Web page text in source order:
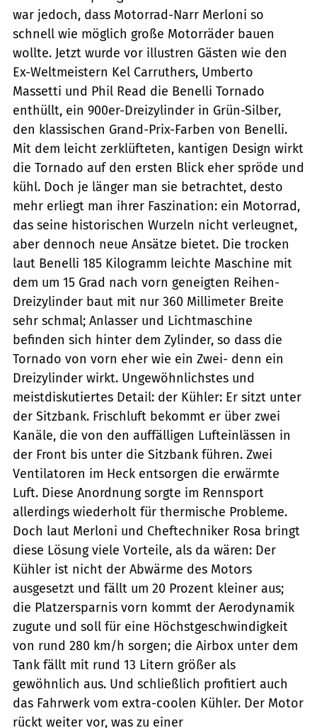
war jedoch, dass Motorrad-Narr Merloni so
schnell wie möglich große Motorräder bauen
wollte. Jetzt wurde vor illustren Gästen wie den
Ex-Weltmeistern Kel Carruthers, Umberto
Massetti und Phil Read die Benelli Tornado
enthüllt, ein 900er-Dreizylinder in Grün-Silber,
den klassischen Grand-Prix-Farben von Benelli.
Mit dem leicht zerklüfteten, kantigen Design wirkt
die Tornado auf den ersten Blick eher spröde und
kühl. Doch je länger man sie betrachtet, desto
mehr erliegt man ihrer Faszination: ein Motorrad,
das seine historischen Wurzeln nicht verleugnet,
aber dennoch neue Ansätze bietet. Die trocken
laut Benelli 185 Kilogramm leichte Maschine mit
dem um 15 Grad nach vorn geneigten Reihen-
Dreizylinder baut mit nur 360 Millimeter Breite
sehr schmal; Anlasser und Lichtmaschine
befinden sich hinter dem Zylinder, so dass die
Tornado von vorn eher wie ein Zwei- denn ein
Dreizylinder wirkt. Ungewöhnlichstes und
meistdiskutiertes Detail: der Kühler: Er sitzt unter
der Sitzbank. Frischluft bekommt er über zwei
Kanäle, die von den auffälligen Lufteinlässen in
der Front bis unter die Sitzbank führen. Zwei
Ventilatoren im Heck entsorgen die erwärmte
Luft. Diese Anordnung sorgte im Rennsport
allerdings wiederholt für thermische Probleme.
Doch laut Merloni und Cheftechniker Rosa bringt
diese Lösung viele Vorteile, als da wären: Der
Kühler ist nicht der Abwärme des Motors
ausgesetzt und fällt um 20 Prozent kleiner aus;
die Platzersparnis vorn kommt der Aerodynamik
zugute und soll für eine Höchstgeschwindigkeit
von rund 280 km/h sorgen; die Airbox unter dem
Tank fällt mit rund 13 Litern größer als
gewöhnlich aus. Und schließlich profitiert auch
das Fahrwerk vom extra-coolen Kühler. Der Motor
rückt weiter vor, was zu einer